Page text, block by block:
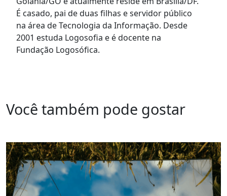
É casado, pai de duas filhas e servidor público
na área de Tecnologia da Informação. Desde
2001 estuda Logosofia e é docente na
Fundação Logosófica.
Você também pode gostar